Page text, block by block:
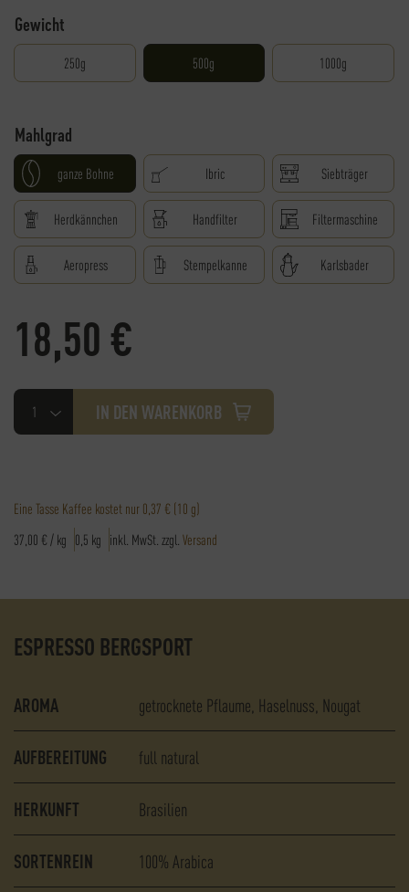
Gewicht
250g 500g 1000g
Mahlgrad
ganze Bohne Ibric Siebträger
Herdkännchen Handfilter Filtermaschine
Aeropress Stempelkanne Karlsbader
Espresso
Bergsport
IN DEN WARENKORB
18,50€
Eine Tasse Kaffee kostet nur0,37 € (10 g)
37,00 € /kg 0,5 kg inkl. MwSt. zzgl. Versand
ESPRESSO BERGSPORT
AROMA getrocknete Pflaume Haselnuss Nougat
AUFBEREITUNG full natural
HERKUNFT Brasilien
SORTENREIN 100% Arabica